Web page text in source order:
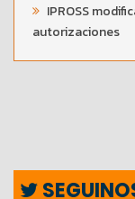
IPROSS
autorizaciones